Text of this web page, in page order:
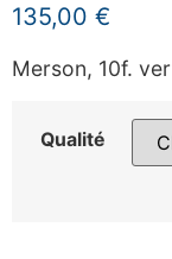
135,00 €
Merson, 10f.
Qualité